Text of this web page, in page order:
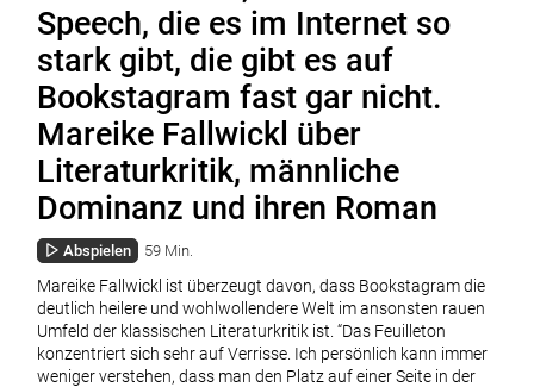
Speech, die es im Internet so
stark gibt, die gibt es auf
Bookstagram fast gar nicht.
Mareike Fallwickl über
Literaturkritik, männliche
Dominanz und ihren Roman
Abspielen 59 Min.
Mareike Fallwickl ist überzeugt davon, dass Bookstagram die
deutlich heilere und wohlwollendere Welt im ansonsten rauen
Umfeld der klassischen Literaturkritik ist. “Das Feuilleton
konzentriert sich sehr auf Verrisse. Ich persönlich kann immer
weniger verstehen, dass man den Platz auf einer Seite in der